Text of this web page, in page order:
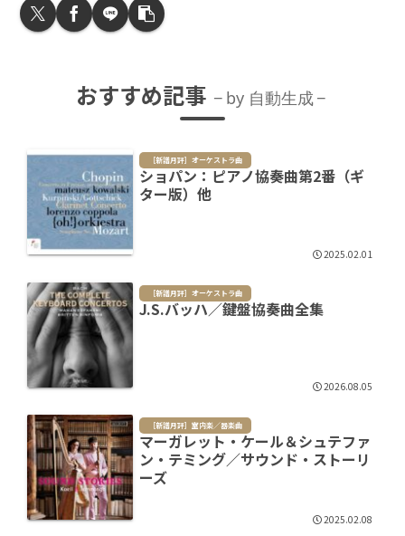
おすすめ記事 by 自動生成
［新譜月評］オーケストラ曲
ショパン：ピアノ協奏曲第2番（ギ
ター版）他
2025.02.01
［新譜月評］オーケストラ曲
J.S.バッハ／鍵盤協奏曲全集
2026.08.05
［新譜月評］室内楽／器楽曲
マーガレット・ケール＆シュテファ
ン・テミング／サウンド・ストーリ
ーズ
2025.02.08